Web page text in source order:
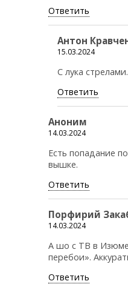
Ответить
Антон
15.03.2024
С лука
Ответить
Аноним
14.03.2024
Есть попадание
вышке.
Ответить
Порфирий
14.03.2024
А шо с ТВ в Изюме
перебои».
Ответить